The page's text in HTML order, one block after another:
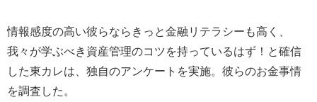
情報感度の高い彼らならきっと金融リテラシーも高く、
我々が学ぶべき資産管理のコツを持っているはず！と確信
した東カレは、独自のアンケートを実施。彼らのお金事情
を調査した。